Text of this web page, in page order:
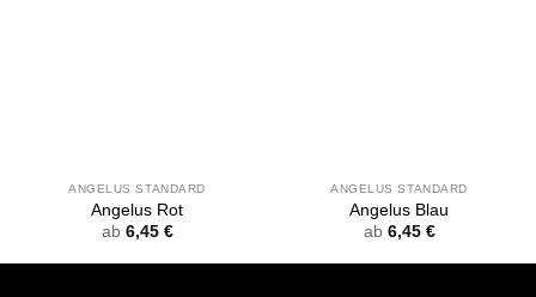
ANGELUS STANDARD
Angelus Rot
ab 6,45 €
ANGELUS STANDARD
Angelus Blau
ab 6,45 €